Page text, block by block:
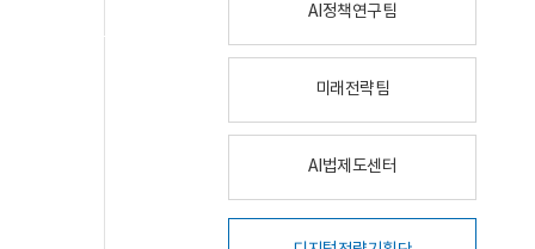
AI정책연구팀
미래전략팀
AI법제도센터